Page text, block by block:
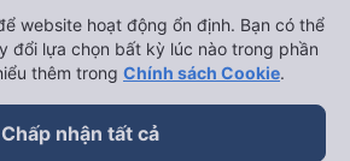
website hoạt động ổn định. Bạn có thể
đổi lựa chọn bất kỳ lúc nào trong phần
thêm trong Chính sách Cookie.
Chấp nhận tất cả